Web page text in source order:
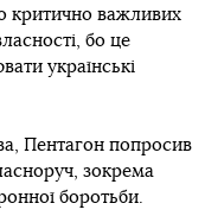
критично важливих
бо це
українські
Пентагон попросив
зокрема
боротьби.